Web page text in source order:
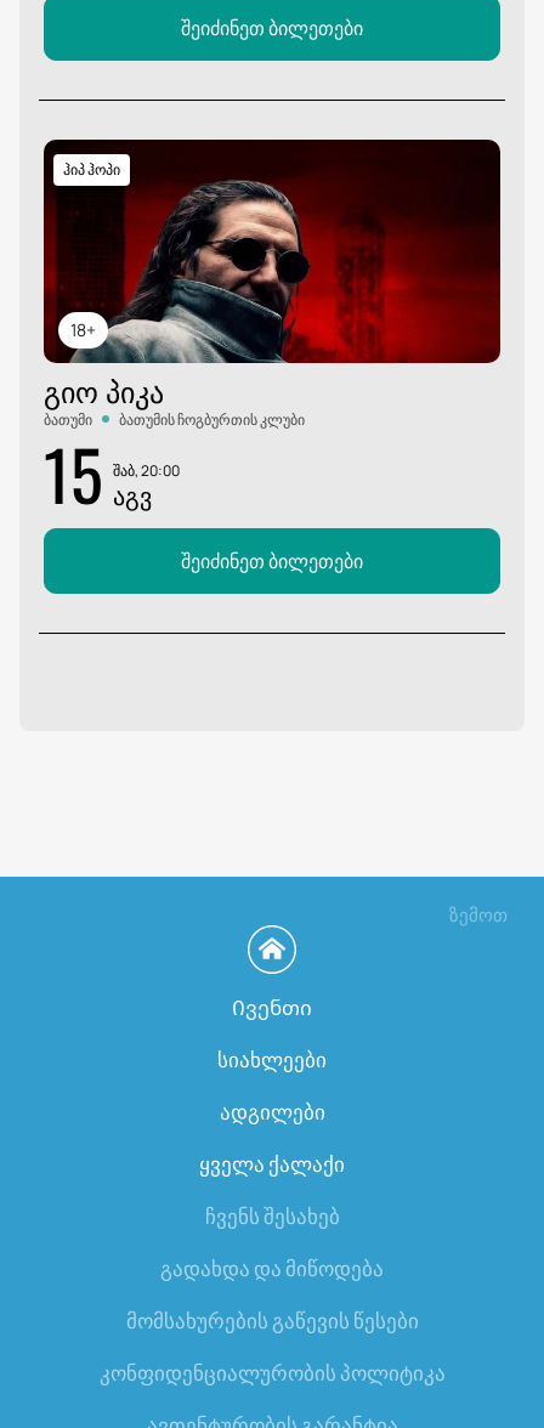
შეიძინეთ ბილეთები
18+
ჰიპ ჰოპი
ᲒᲘᲝ ᲞᲘᲙᲐ
ბათუმი ბათუმის ჩოგბურთის კლუბი
15 შაბ, 20:00
ᲐᲒᲕ
შეიძინეთ ბილეთები
ზემოთ
Ივენთი
სიახლეები
ადგილები
ყველა ქალაქი
ჩვენს შესახებ
გადახდა და მიწოდება
მომსახურების გაწევის წესები
კონფიდენციალურობის პოლიტიკა